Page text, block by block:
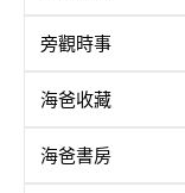
旁觀時事
海爸收藏
海爸書房